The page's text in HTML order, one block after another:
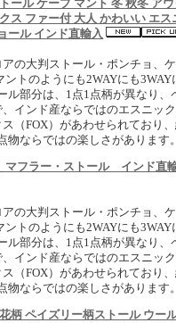
ール ケープ マント 冬 秋冬 ア
ス ファー付 大人 かわいい エ
ール インド直輸入
の大判ストール・ポンチョ、
ントのようにも2WAYにも
ル部分は、1点1点柄が異なり、
、インド産ならではのエスニッ
（FOX）があわせられており
物ならではの楽しさがあります。
マフラー・ストール インド直
の大判ストール・ポンチョ、
ントのようにも2WAYにも
ル部分は、1点1点柄が異なり、
、インド産ならではのエスニッ
（FOX）があわせられており
物ならではの楽しさがあります。
柄 ペイズリー柄ストール ウー